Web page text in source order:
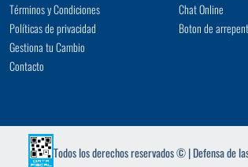
Términos y Condiciones
Políticas de privacidad
Gestiona tu Cambio
Contacto
Chat Online
Boton de
Todos los derechos reservados © | Defensa de